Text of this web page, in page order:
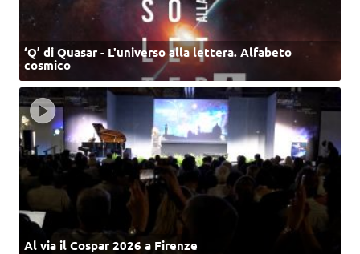
‘Q’ di Quasar - L'universo alla lettera. Alfabeto
cosmico
Al via il Cospar 2026 a Firenze